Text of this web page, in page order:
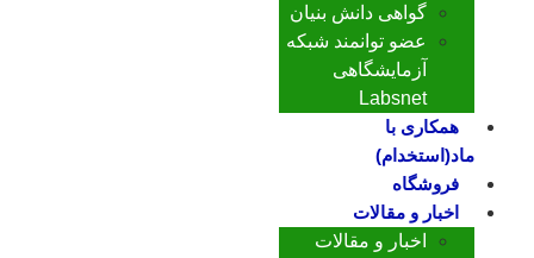
گواهی دانش بنیان
عضو توانمند شبکه
آزمایشگاهی
Labsnet
همکاری با
ماد(استخدام)
فروشگاه
اخبار و مقالات
اخبار و مقالات